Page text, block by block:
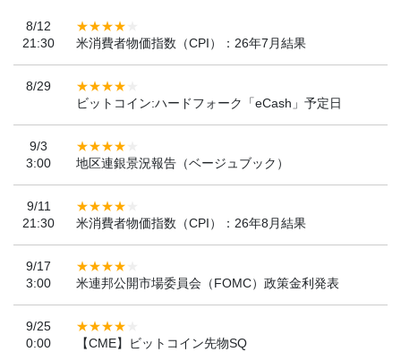
8/12
21:30
米消費者物価指数（CPI）：26年7月結果
8/29
ビットコイン:ハードフォーク「eCash」予定日
9/3
3:00
地区連銀景況報告（ベージュブック）
9/11
21:30
米消費者物価指数（CPI）：26年8月結果
9/17
3:00
米連邦公開市場委員会（FOMC）政策金利発表
9/25
0:00
【CME】ビットコイン先物SQ